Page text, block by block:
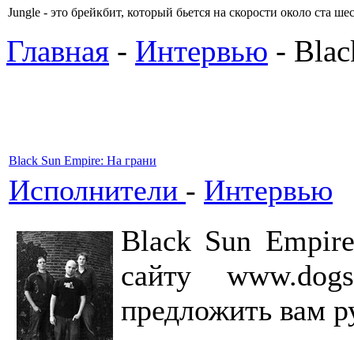
Jungle - это брейкбит, который бьется на скорости около ста
Главная - Интервью -
Black Sun Empire: На грани
Исполнители - Интервью
Black Sun
сайту
предложить вам